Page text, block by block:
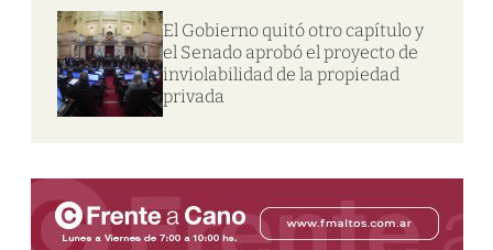
El Gobierno quitó otro capítulo y
el Senado aprobó el proyecto de
inviolabilidad de la propiedad
privada